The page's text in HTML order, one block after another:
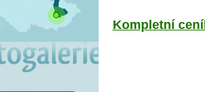
Kompletní